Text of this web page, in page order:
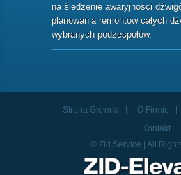
na śledzenie awaryjności
planowania remontów całych
wybranych podzespołów.
Strona Główna O Firmie
Kontakt
© Zid Service | All